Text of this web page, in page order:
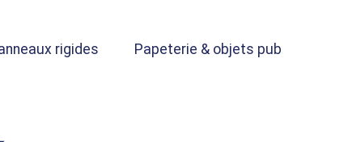
rigides Papeterie & objets pub